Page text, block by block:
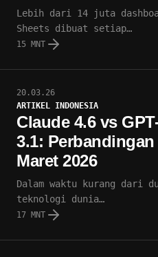
Lebih dari 14 juta
Sheets dibuat setiap…
15 MNT
20.03.26
ARTIKEL INDONESIA
Claude 4.6 vs
3.1:
Maret 2026
Dalam waktu kurang dari
teknologi dunia…
17 MNT